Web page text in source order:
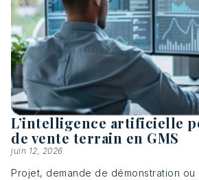
L’intelligence artificielle
de vente terrain en GMS
juin 12, 2026
Projet, demande de démonstration ou